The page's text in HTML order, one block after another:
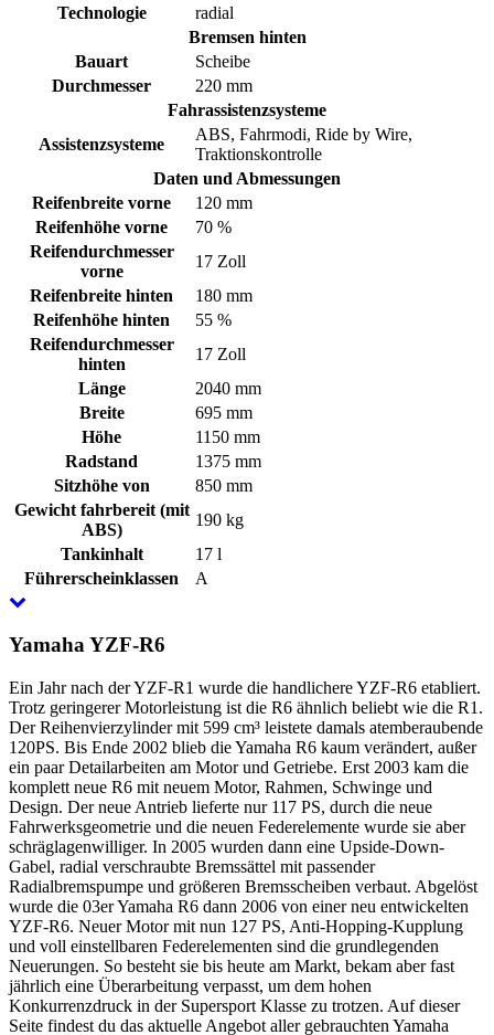
Technologie
radial
Bremsen hinten
Bauart
Scheibe
Durchmesser
220 mm
Fahrassistenzsysteme
Assistenzsysteme
ABS, Fahrmodi, Ride by Wire,
Traktionskontrolle
Daten und Abmessungen
Reifenbreite vorne
120 mm
Reifenhöhe vorne
70 %
Reifendurchmesser
vorne
17 Zoll
Reifenbreite hinten
180 mm
Reifenhöhe hinten
55 %
Reifendurchmesser
hinten
17 Zoll
Länge
2040 mm
Breite
695 mm
Höhe
1150 mm
Radstand
1375 mm
Sitzhöhe von
850 mm
Gewicht fahrbereit (mit
ABS)
190 kg
Tankinhalt
17 l
Führerscheinklassen
A
Yamaha YZF-R6
Ein Jahr nach der YZF-R1 wurde die handlichere YZF-R6 etabliert.
Trotz geringerer Motorleistung ist die R6 ähnlich beliebt wie die R1.
Der Reihenvierzylinder mit 599 cm³ leistete damals atemberaubende
120PS. Bis Ende 2002 blieb die Yamaha R6 kaum verändert, außer
ein paar Detailarbeiten am Motor und Getriebe. Erst 2003 kam die
komplett neue R6 mit neuem Motor, Rahmen, Schwinge und
Design. Der neue Antrieb lieferte nur 117 PS, durch die neue
Fahrwerksgeometrie und die neuen Federelemente wurde sie aber
schräglagenwilliger. In 2005 wurden dann eine Upside-Down-
Gabel, radial verschraubte Bremssättel mit passender
Radialbremspumpe und größeren Bremsscheiben verbaut. Abgelöst
wurde die 03er Yamaha R6 dann 2006 von einer neu entwickelten
YZF-R6. Neuer Motor mit nun 127 PS, Anti-Hopping-Kupplung
und voll einstellbaren Federelementen sind die grundlegenden
Neuerungen. So besteht sie bis heute am Markt, bekam aber fast
jährlich eine Überarbeitung verpasst, um dem hohen
Konkurrenzdruck in der Supersport Klasse zu trotzen. Auf dieser
Seite findest du das aktuelle Angebot aller gebrauchten Yamaha